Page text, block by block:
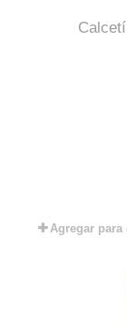
Agregar para